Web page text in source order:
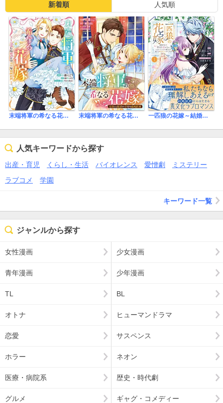
新着順 人気順
末端将軍の希なる花嫁 没落した姫君との幸せな政略結婚 末端将軍の希なる花嫁 没落した姫君との幸せな政略結婚 【連載版】 一匹狼の花嫁～結婚当日に「貴女を愛せない」と言っていた旦那さまの様子がおかしいのですが～【電子限定特典付き】【コミックス版】
人気キーワードから探す
出産・育児 くらし・生活 バイオレンス 愛憎劇
ミステリー
ラブコメ
学園
キーワード一覧
ジャンルから探す
女性漫画 少女漫画
青年漫画 少年漫画
TL BL
オトナ ヒューマンドラマ
恋愛 サスペンス
ホラー ネオン
医療・病院系 歴史・時代劇
グルメ ギャグ・コメディー